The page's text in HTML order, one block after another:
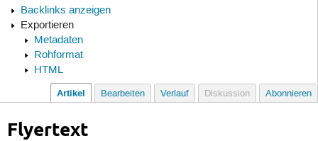
Backlinks anzeigen
Exportieren
Metadaten
Rohformat
HTML
Artikel Bearbeiten Verlauf Diskussion Abonnieren
Flyertext